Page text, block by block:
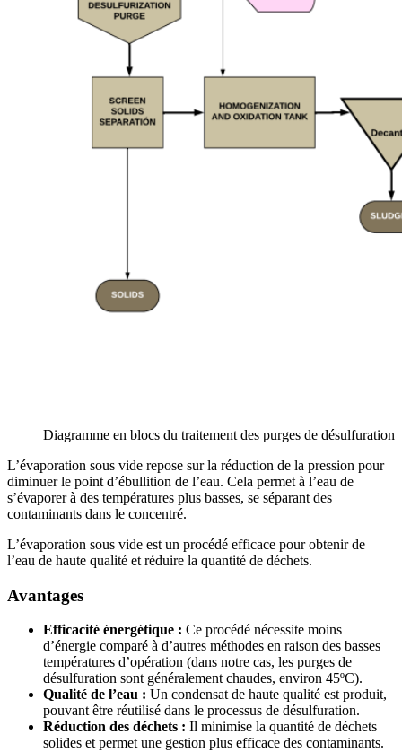
Diagramme en blocs du traitement des purges de désulfuration
L’évaporation sous vide repose sur la réduction de la pression pour
diminuer le point d’ébullition de l’eau. Cela permet à l’eau de
s’évaporer à des températures plus basses, se séparant des
contaminants dans le concentré.
L’évaporation sous vide est un procédé efficace pour obtenir de
l’eau de haute qualité et réduire la quantité de déchets.
Avantages
Efficacité énergétique : Ce procédé nécessite moins
d’énergie comparé à d’autres méthodes en raison des basses
températures d’opération (dans notre cas, les purges de
désulfuration sont généralement chaudes, environ 45ºC).
Qualité de l’eau : Un condensat de haute qualité est produit,
pouvant être réutilisé dans le processus de désulfuration.
Réduction des déchets : Il minimise la quantité de déchets
solides et permet une gestion plus efficace des contaminants.